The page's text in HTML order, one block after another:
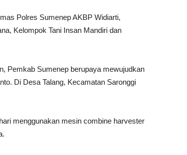
Polres Sumenep AKBP Widiarti,
Kelompok Tani Insan Mandiri dan
Pemkab Sumenep berupaya mewujudkan
Di Desa Talang, Kecamatan Saronggi
menggunakan mesin combine harvester